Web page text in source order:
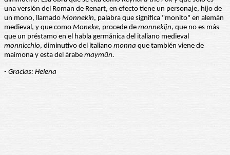
una versión del Roman de Renart, en efecto tiene un personaje, hijo de
un mono, llamado Monnekin, palabra que significa "monito" en alemán
medieval, y que como Moneke, procede de monnekijn, que no es más
que un préstamo en el habla germánica del italiano medieval
monnicchio, diminutivo del italiano monna que también viene de
maimona y esta del árabe maymūn.
- Gracias: Helena